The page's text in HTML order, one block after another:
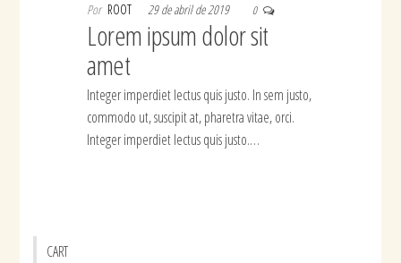
Por ROOT 29 de abril de 2019 0
Lorem ipsum dolor sit
amet
Integer imperdiet lectus quis justo. In sem justo,
commodo ut, suscipit at, pharetra vitae, orci.
Integer imperdiet lectus quis justo.…
CART